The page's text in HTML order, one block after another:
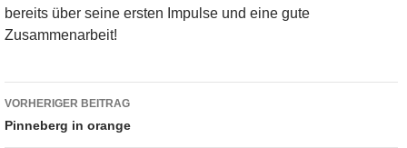
bereits über seine ersten Impulse und eine gute
Zusammenarbeit!
Beitragsnavigation
VORHERIGER BEITRAG
Pinneberg in orange